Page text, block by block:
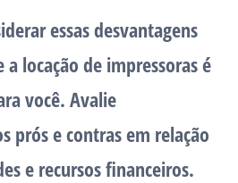
essas desvantagens
locação de impressoras é
você. Avalie
prós e contras em relação
e recursos financeiros.